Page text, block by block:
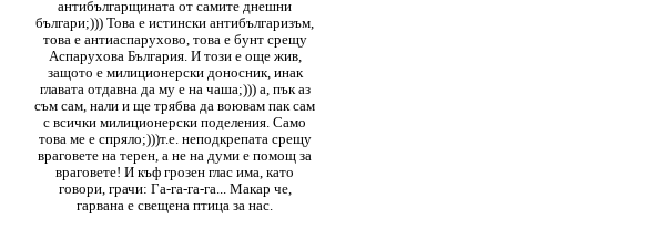
антибългарщината от самите днешни
българи;))) Това е истински антибългаризъм,
това е антиаспарухово, това е бунт срещу
Аспарухова България. И този е още жив,
защото е милиционерски доносник, инак
главата отдавна да му е на чаша;))) а, пък аз
съм сам, нали и ще трябва да воювам пак сам
с всички милиционерски поделения. Само
това ме е спряло;)))т.е. неподкрепата срещу
враговете на терен, а не на думи е помощ за
враговете! И къф грозен глас има, като
говори, грачи: Га-га-га-га... Макар че,
гарвана е свещена птица за нас.